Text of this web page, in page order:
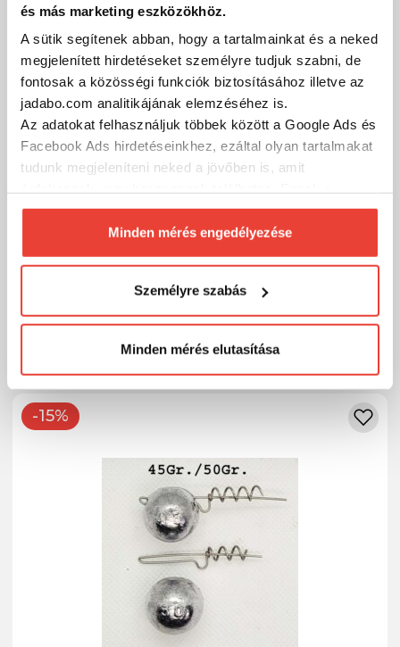
és más marketing eszközökhöz.
A sütik segítenek abban, hogy a tartalmainkat és a neked
megjelenített hirdetéseket személyre tudjuk szabni, de
fontosak a közösségi funkciók biztosításához illetve az
jadabo.com analitikájának elemzéséhez is.
Az adatokat felhasználjuk többek között a Google Ads és
Facebook Ads hirdetéseinkhez, ezáltal olyan tartalmakat
tudunk megjeleníteni neked a jövőben is, amit
biztosításához arra kérünk, hogy engedd meg
számunkra minden mérés használatát.
Természetesensoha semmilyen formában nem fogunk
megváltoztathatod a döntésed ezzel kapcsolatban.
Előre is köszönjük!
Minden mérés engedélyezése
Személyre szabás
Minden mérés elutasítása
➡ Több mint 250 márka
➡ Széles termékválaszték
➡ Csak nálunk elérhető exkluzív termékek
➡ Rugalmas ügyintézés telefonon is
➡ Folyamatos kedvezmények, akciók
Velünk többet fogsz!
-15%